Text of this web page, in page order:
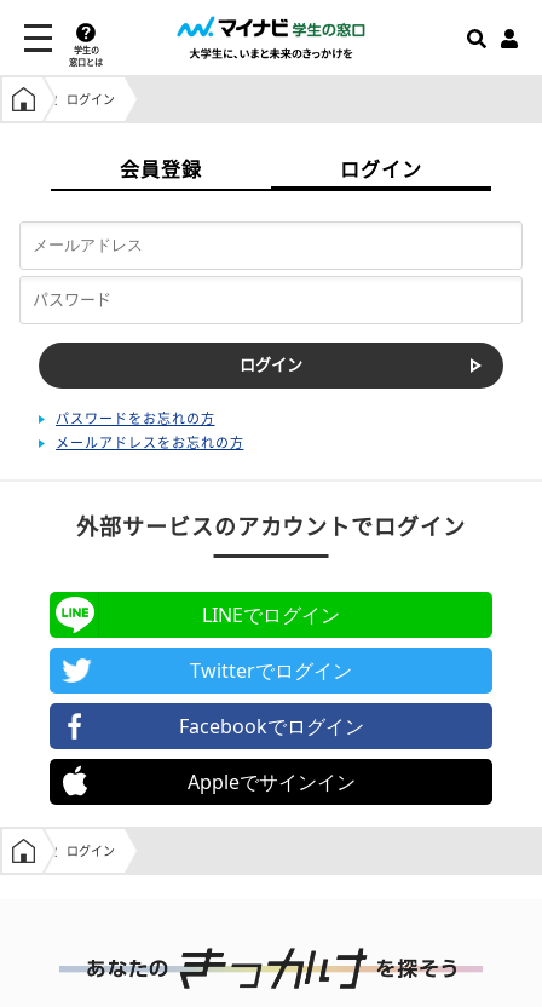
学生の
窓口とは
学生の窓口トップ
ログイン
会員登録 ログイン
パスワードをお忘れの方
メールアドレスをお忘れの方
外部サービスのアカウントでログイン
LINEでログイン
Twitterでログイン
Facebookでログイン
Appleでサインイン
学生の窓口トップ
ログイン